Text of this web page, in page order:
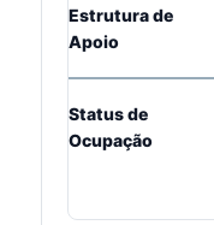
Estrutura de
Apoio
Status de
Ocupação